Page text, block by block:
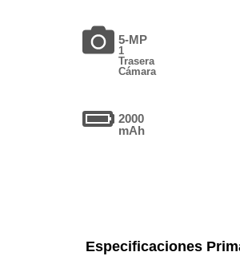
5-MP
1
Trasera
Cámara
2000
mAh
Especificaciones